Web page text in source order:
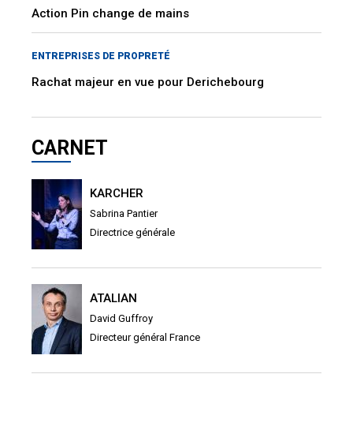
Action Pin change de mains
ENTREPRISES DE PROPRETÉ
Rachat majeur en vue pour Derichebourg
CARNET
KARCHER
Sabrina Pantier
Directrice générale
ATALIAN
David Guffroy
Directeur général France